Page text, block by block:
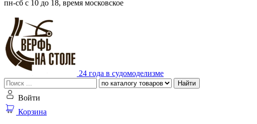
пн-сб с 10 до 18, время московское
24 года в судомоделизме
Найти
Войти
Корзина